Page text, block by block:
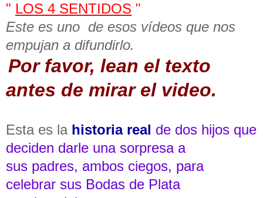
" LOS 4 SENTIDOS "
Este es uno de esos vídeos que nos
empujan a difundirlo.
Por favor, lean el texto
antes de mirar el video.
Esta es la historia real de dos hijos que
deciden darle una sorpresa a
sus padres, ambos ciegos, para
celebrar sus Bodas de Plata